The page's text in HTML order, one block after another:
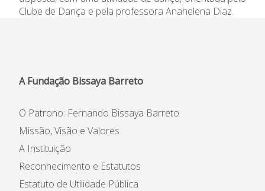
Notícias
Clube de Dança e pela professora Anahelena Diaz.
A Fundação Bissaya Barreto
O Patrono: Fernando Bissaya Barreto
Missão, Visão e Valores
A Instituição
Reconhecimento e Estatutos
Estatuto de Utilidade Pública